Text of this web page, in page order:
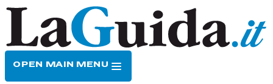
OPEN MAIN MENU